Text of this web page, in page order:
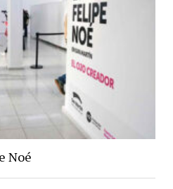
Noé